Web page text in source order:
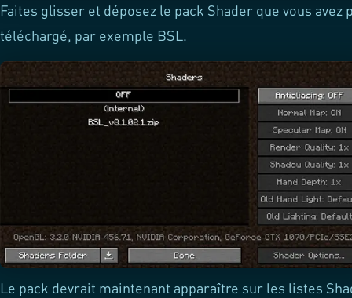
Faites glisser et déposez le pack Shader que vous avez
téléchargé, par exemple BSL.
Le pack devrait maintenant apparaître sur les listes